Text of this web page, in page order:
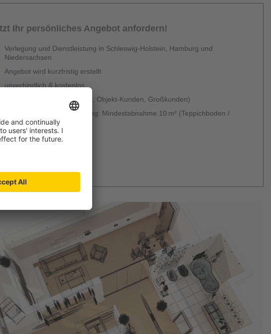
Ihr persönliches Angebot anfordern!
Verlegung und Dienstleistung in Schleswig-Holstein, Hamburg und
Niedersachsen
Angebot wird kurzfristig erstellt
unverbindlich & kostenlos
Mengenrabatt möglich (B2B, Objekt-Kunden, Großkunden)
Bei Lieferung ohne Verlegung: Mindestabnahme 10 m² (Teppichboden /
PVC / Linoleum)